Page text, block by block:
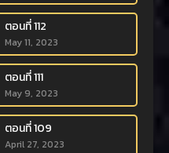
ตอนที่ 112
May 11, 2023
ตอนที่ 111
May 9, 2023
ตอนที่ 109
April 27, 2023